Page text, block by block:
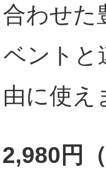
わせた
ント
に使え
円（